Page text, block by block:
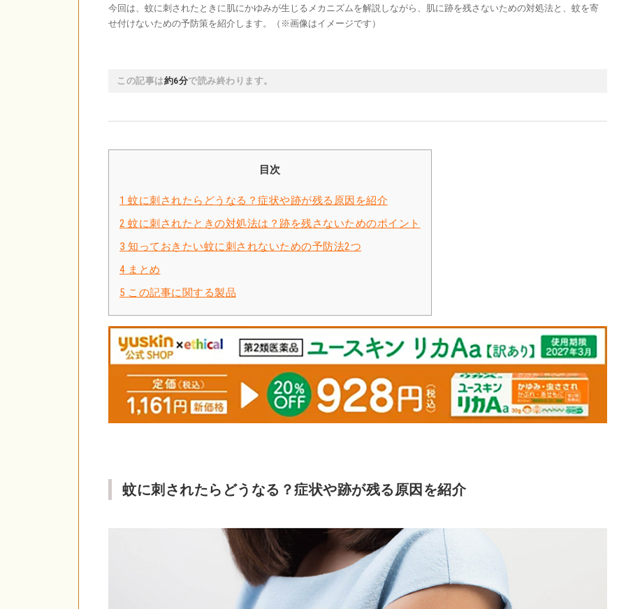
今回は、蚊に刺されたときに肌にかゆみが生じるメカニズムを解説しながら、肌に跡を残さないための対処法と、蚊を寄
せ付けないための予防策を紹介します。（※画像はイメージです）
この記事は約6分で読み終わります。
目次
1 蚊に刺されたらどうなる？症状や跡が残る原因を紹介
2 蚊に刺されたときの対処法は？跡を残さないためのポイント
3 知っておきたい蚊に刺されないための予防法2つ
4 まとめ
5 この記事に関する製品
蚊に刺されたらどうなる？症状や跡が残る原因を紹介